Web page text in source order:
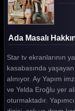
Ada Masalı 5.
Ada Masalı 4.
Ada Masalı 3.
Ada Masalı 2.
Ada Masalı 1.
Tüm Bölümleri
Ada Masalı
Star tv ekranlarının
kasabasında
alınıyor. Ay Yapım
ve Yelda Eroğlu yer
oturmaktadır.